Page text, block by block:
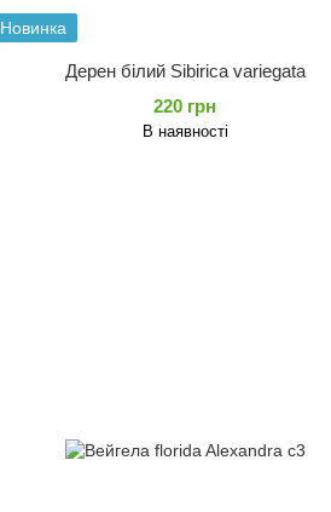
Новинка
Дерен білий Sibirica variegata
220 грн
В наявності